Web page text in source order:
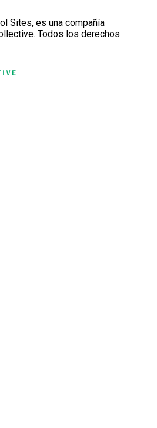
Sites, es una compañía
Todos los derechos